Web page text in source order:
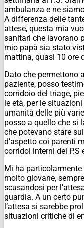
ambulanza e ne
A differenza delle
attese, questa mia
sanitari che lavorano
mio papà sia stato
mattina, quasi 10 ore
Dato che permettono
paziente, posso
corridoio del triage,
le età, per le
umanità delle più
posso a quello che si
che potevano stare
d’aspetto coi parenti
corridoi interni del
Mi ha
molto giovane,
scusandosi per
guardia. A un certo
l’attesa si sarebbe
situazioni critiche di